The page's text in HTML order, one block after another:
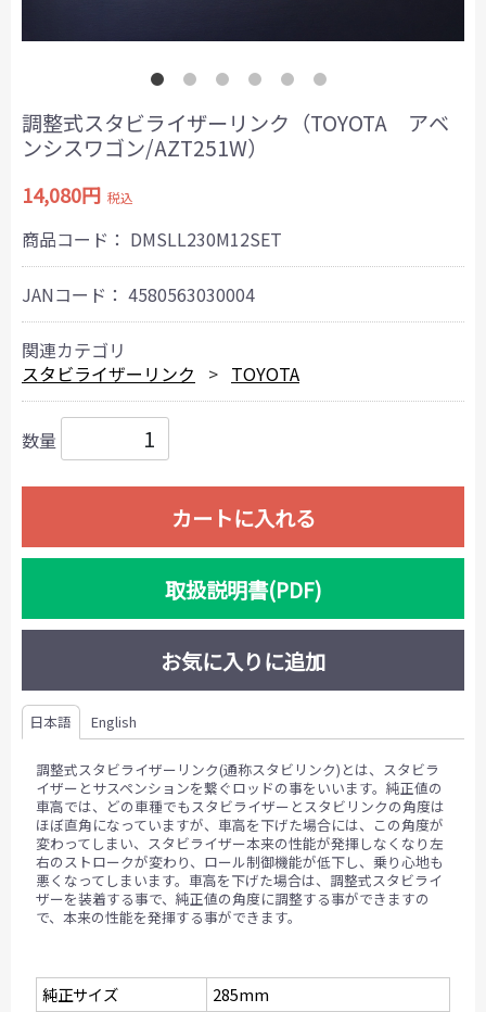
調整式スタビライザーリンク（TOYOTA アベ
ンシスワゴン/AZT251W）
14,080円 税込
商品コード： DMSLL230M12SET
JANコード： 4580563030004
関連カテゴリ
スタビライザーリンク
TOYOTA
数量
カートに入れる
取扱説明書(PDF)
お気に入りに追加
日本語 English
調整式スタビライザーリンク(通称スタビリンク)とは、スタビラ
イザーとサスペンションを繋ぐロッドの事をいいます。純正値の
車高では、どの車種でもスタビライザーとスタビリンクの角度は
ほぼ直角になっていますが、車高を下げた場合には、この角度が
変わってしまい、スタビライザー本来の性能が発揮しなくなり左
右のストロークが変わり、ロール制御機能が低下し、乗り心地も
悪くなってしまいます。車高を下げた場合は、調整式スタビライ
ザーを装着する事で、純正値の角度に調整する事ができますの
で、本来の性能を発揮する事ができます。
純正サイズ
285mm